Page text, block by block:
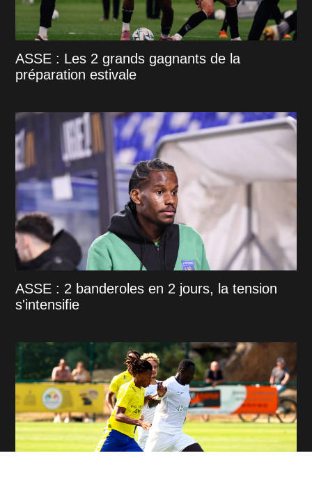
ASSE : Les 2 grands gagnants de la
préparation estivale
ASSE : 2 banderoles en 2 jours, la tension
s'intensifie